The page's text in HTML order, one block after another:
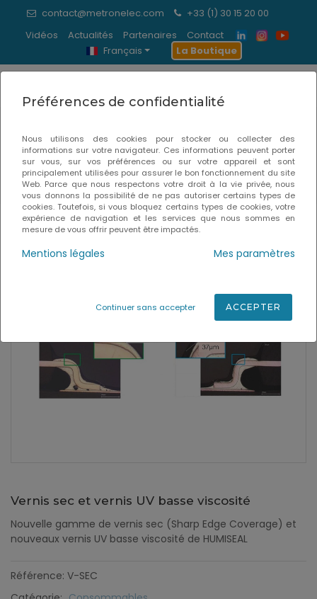
contact@metronelec.com
+33 (1) 30 15 20 00
Vidéos
Actualités Partenaires
Contact
Français
La Boutique
Vernis sec et vernis UV basse
viscosité
Accueil Consommables
Vernis sec et vernis UV basse viscosité
Nouvelle gamme de vernis sec (Sharp Edge Coverage) et
nouveaux vernis UV basse viscosité de HUMISEAL
Référence: V-SEC
Préférences de confidentialité
Nous utilisons des cookies pour stocker ou collecter des
informations sur votre navigateur. Ces informations peuvent porter
sur vous, sur vos préférences ou sur votre appareil et sont
principalement utilisées pour assurer le bon fonctionnement du site
Web. Parce que nous respectons votre droit à la vie privée, nous
vous donnons la possibilité de ne pas autoriser certains types de
cookies. Toutefois, si vous bloquez certains types de cookies, votre
expérience de navigation et les services que nous sommes en
mesure de vous offrir peuvent être impactés.
Mentions légales Mes paramètres
Continuer sans accepter ACCEPTER